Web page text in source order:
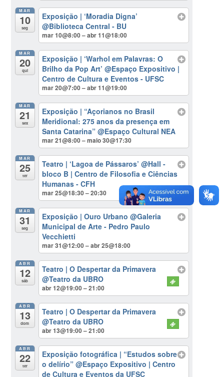
MAR
10
seg
Exposição | ‘Moradia Digna’
@Biblioteca Central - BU
mar 10@8:00 – abr 11@18:00
MAR
20
qui
Exposição | ‘Warhol em Palavras: O
Brilho da Pop Art’@Espaço Expositivo |
Centro de Cultura e Eventos - UFSC
mar 20@7:00 – abr 11@19:00
MAR
21
sex
Exposição | “Açorianos no Brasil
Meridional: 275 anos da presença em
Santa Catarina”@Espaço Cultural NEA
mar 21@8:00 – maio 30@17:30
MAR
25
ter
Teatro | ‘Lagoa de Pássaros’@Hall -
bloco B | Centro de Filosofia e Ciências
Humanas - CFH
mar 25@18:30 – 20:30
MAR
31
seg
Exposição | Ouro Urbano@Galeria
Municipal de Arte - Pedro Paulo
Vecchietti
mar 31@12:00 – abr 25@18:00
ABR
12
sáb
Teatro | O Despertar da Primavera
@Teatro da UBRO
abr 12@19:00 – 21:00
ABR
13
dom
Teatro | O Despertar da Primavera
@Teatro da UBRO
abr 13@19:00 – 21:00
ABR
22
ter
Exposição fotográfica | “Estudos sobre
o delírio”@Espaço Expositivo | Centro
de Cultura e Eventos da UFSC